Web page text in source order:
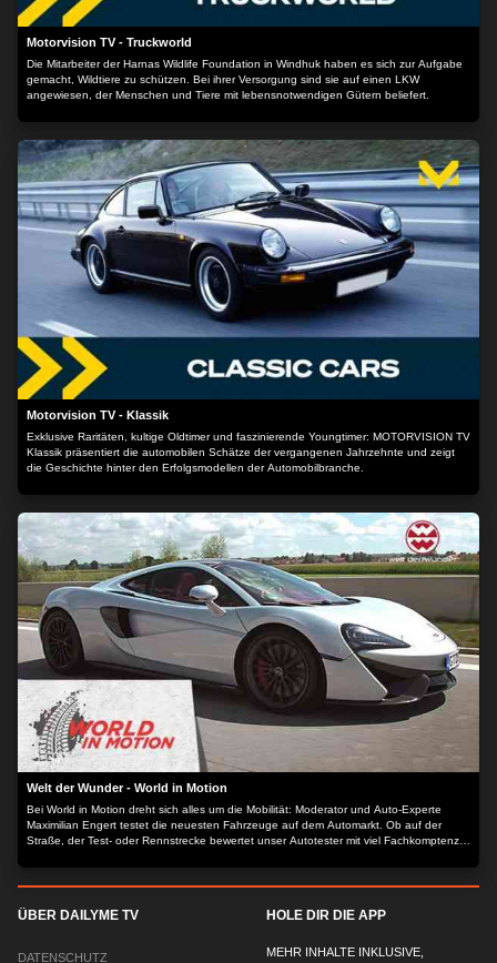
Motorvision TV - Truckworld
Die Mitarbeiter der Harnas Wildlife Foundation in Windhuk haben es sich zur Aufgabe
gemacht, Wildtiere zu schützen. Bei ihrer Versorgung sind sie auf einen LKW
angewiesen, der Menschen und Tiere mit lebensnotwendigen Gütern beliefert.
Motorvision TV - Klassik
Exklusive Raritäten, kultige Oldtimer und faszinierende Youngtimer: MOTORVISION TV
Klassik präsentiert die automobilen Schätze der vergangenen Jahrzehnte und zeigt
die Geschichte hinter den Erfolgsmodellen der Automobilbranche.
Welt der Wunder - World in Motion
Bei World in Motion dreht sich alles um die Mobilität: Moderator und Auto-Experte
Maximilian Engert testet die neuesten Fahrzeuge auf dem Automarkt. Ob auf der
Straße, der Test- oder Rennstrecke bewertet unser Autotester mit viel Fachkomptenz
ÜBER DAILYME TV
DATENSCHUTZ
HOLE DIR DIE APP
MEHR INHALTE INKLUSIVE,